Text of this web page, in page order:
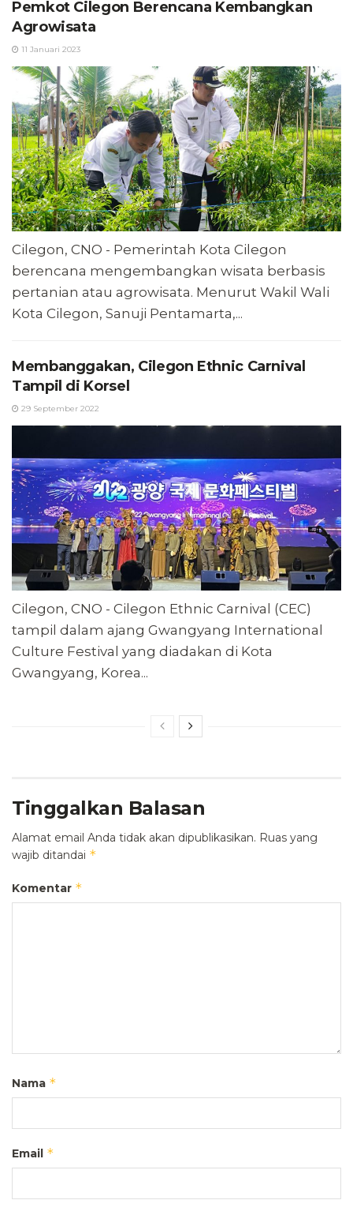
Pemkot Cilegon Berencana Kembangkan
Agrowisata
11 Januari 2023
Cilegon, CNO - Pemerintah Kota Cilegon
berencana mengembangkan wisata berbasis
pertanian atau agrowisata. Menurut Wakil Wali
Kota Cilegon, Sanuji Pentamarta,...
Membanggakan, Cilegon Ethnic Carnival
Tampil di Korsel
29 September 2022
Cilegon, CNO - Cilegon Ethnic Carnival (CEC)
tampil dalam ajang Gwangyang International
Culture Festival yang diadakan di Kota
Gwangyang, Korea...
Tinggalkan Balasan
Alamat email Anda tidak akan dipublikasikan. Ruas yang
wajib ditandai *
Komentar *
Nama *
Email *